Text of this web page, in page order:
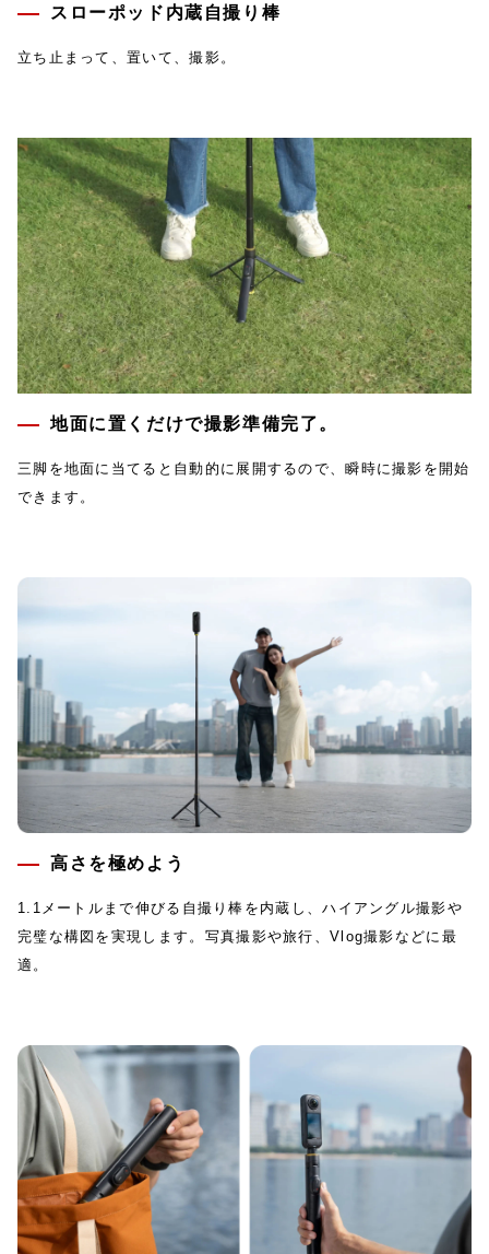
スローポッド内蔵自撮り棒
立ち止まって、置いて、撮影。
地面に置くだけで撮影準備完了。
三脚を地面に当てると自動的に展開するので、瞬時に撮影を開始
できます。
高さを極めよう
1.1メートルまで伸びる自撮り棒を内蔵し、ハイアングル撮影や
完璧な構図を実現します。写真撮影や旅行、Vlog撮影などに最
適。